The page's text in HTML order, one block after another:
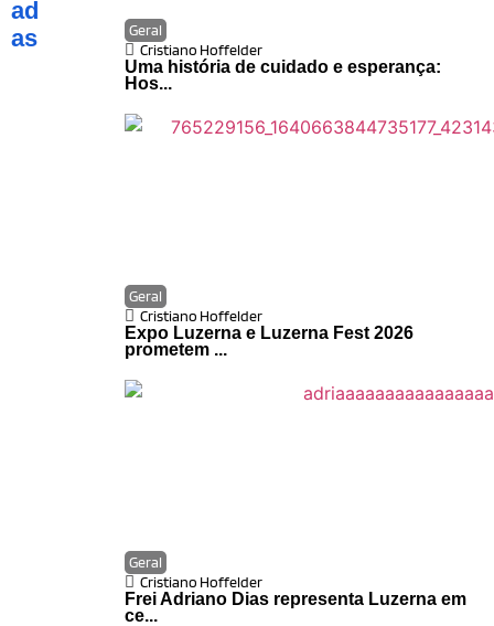
ad
as
Geral
Cristiano Hoffelder
Uma história de cuidado e esperança:
Hos...
Geral
Cristiano Hoffelder
Expo Luzerna e Luzerna Fest 2026
prometem ...
Geral
Cristiano Hoffelder
Frei Adriano Dias representa Luzerna em
ce...